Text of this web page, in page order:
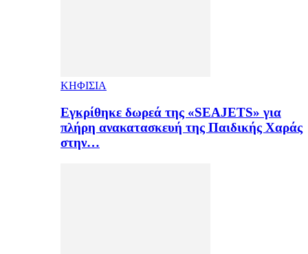
ΚΗΦΙΣΙΑ
Εγκρίθηκε δωρεά της «SEAJETS» για
πλήρη ανακατασκευή της Παιδικής Χαράς
στην…